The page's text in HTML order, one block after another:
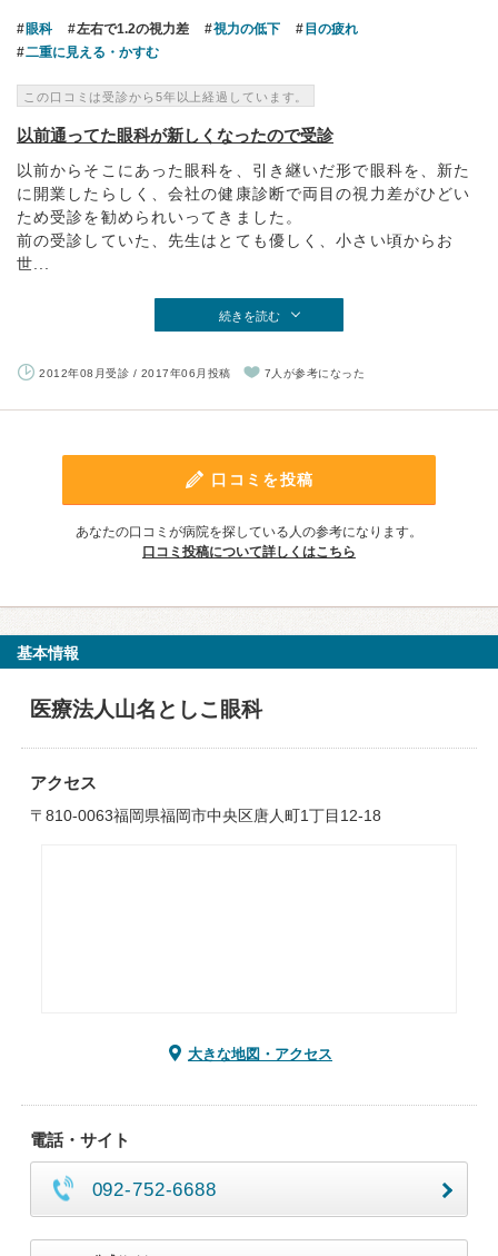
眼科 左右で1.2の視力差 視力の低下
目の疲れ
二重に見える・かすむ
この口コミは受診から5年以上経過しています。
以前通ってた眼科が新しくなったので受診
以前からそこにあった眼科を、引き継いだ形で眼科を、新た
に開業したらしく、会社の健康診断で両目の視力差がひどい
ため受診を勧められいってきました。
前の受診していた、先生はとても優しく、小さい頃からお
世...
続きを読む
2012年08月受診 / 2017年06月投稿 7人が参考になった
口コミを投稿
あなたの口コミが病院を探している人の参考になります。
口コミ投稿について詳しくはこちら
基本情報
医療法人山名としこ眼科
アクセス
〒810-0063福岡県福岡市中央区唐人町1丁目12-18
大きな地図・アクセス
電話・サイト
092-752-6688